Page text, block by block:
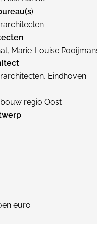
Marie-Louise
Eindhoven
regio Oost
euro